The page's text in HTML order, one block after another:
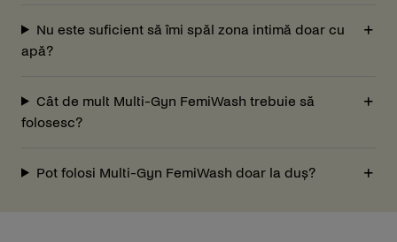
Nu este suficient să îmi spăl zona intimă doar cu
apă?
Cât de mult Multi-Gyn FemiWash trebuie să
folosesc?
Pot folosi Multi-Gyn FemiWash doar la duș?